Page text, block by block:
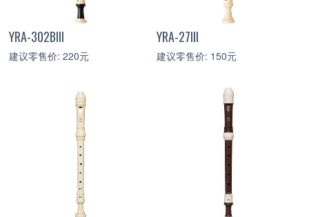
YRA-302BIII
建议零售价: 220元
YRA-27III
建议零售价: 150元